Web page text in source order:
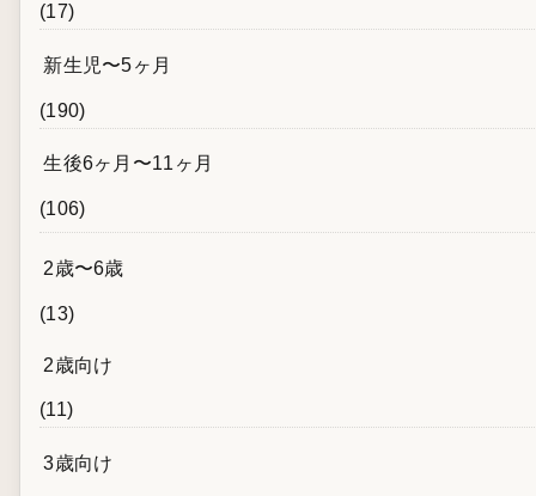
(17)
新生児〜5ヶ月
(190)
生後6ヶ月〜11ヶ月
(106)
2歳〜6歳
(13)
2歳向け
(11)
3歳向け